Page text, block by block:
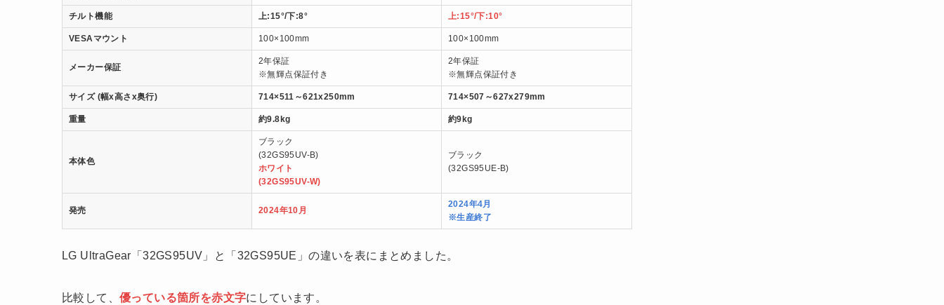
チルト機能 上:15°/下:8° 上:15°/下:10°
VESAマウント 100×100mm 100×100mm
メーカー保証
2年保証
※無輝点保証付き
2年保証
※無輝点保証付き
サイズ (幅x高さx奥行) 714×511～621x250mm 714×507～627x279mm
重量 約9.8kg 約9kg
本体色
ブラック
(32GS95UV-B)
ホワイト
(32GS95UV-W)
ブラック
(32GS95UE-B)
発売 2024年10月
2024年4月
※生産終了
LG UltraGear「32GS95UV」と「32GS95UE」の違いを表にまとめました。
比較して、 優っている箇所を赤文字にしています。